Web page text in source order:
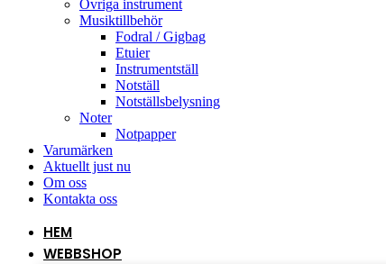
Övriga instrument
Musiktillbehör
Fodral / Gigbag
Etuier
Instrumentställ
Notställ
Notställsbelysning
Noter
Notpapper
Varumärken
Aktuellt just nu
Om oss
Kontakta oss
HEM
WEBBSHOP